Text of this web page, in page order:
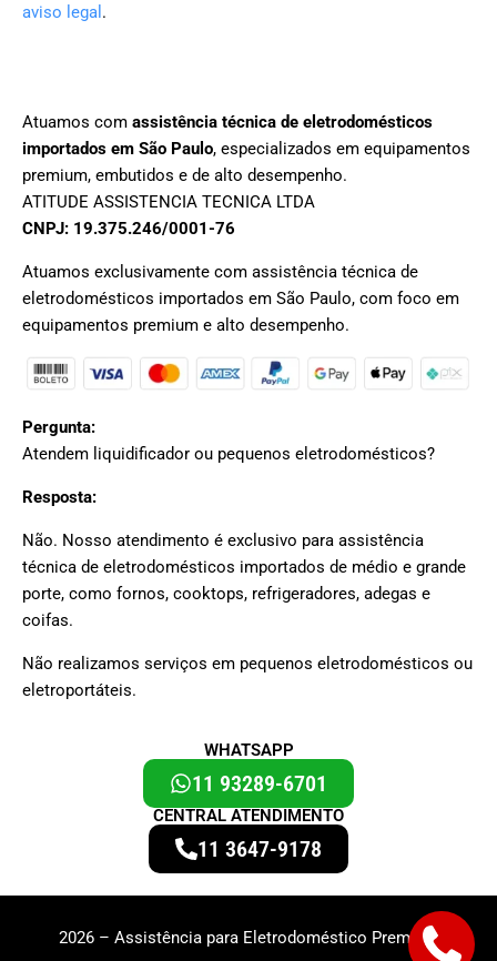
aviso legal .
Atuamos com assistência técnica de eletrodomésticos
importados em São Paulo, especializados em equipamentos
premium, embutidos e de alto desempenho.
ATITUDE ASSISTENCIA TECNICA LTDA
CNPJ: 19.375.246/0001-76
Atuamos exclusivamente com assistência técnica de
eletrodomésticos importados em São Paulo, com foco em
equipamentos premium e alto desempenho.
Pergunta:
Atendem liquidificador ou pequenos eletrodomésticos?
Resposta:
Não. Nosso atendimento é exclusivo para assistência
técnica de eletrodomésticos importados de médio e grande
porte, como fornos, cooktops, refrigeradores, adegas e
coifas.
Não realizamos serviços em pequenos eletrodomésticos ou
eletroportáteis.
WHATSAPP
11 93289-6701
CENTRAL ATENDIMENTO
11 3647-9178
2026 – Assistência para Eletrodoméstico Premium